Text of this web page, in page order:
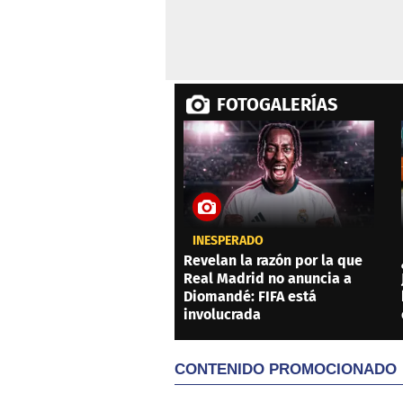
FOTOGALERÍAS
INESPERADO
Revelan la razón por la que
Real Madrid no anuncia a
Diomandé: FIFA está
involucrada